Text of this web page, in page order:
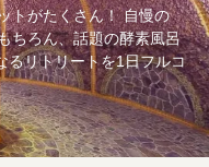
トがたくさん！ 自慢の
ちろん、話題の酵素風呂
るリトリートを1日フルコ